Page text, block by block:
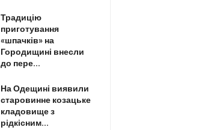
Традицію
приготування
«шпачків» на
Городищині внесли
до пере...
На Одещині виявили
старовинне козацьке
кладовище з
рідкісним...